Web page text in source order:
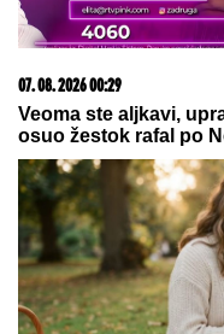
07. 08. 2026 00:29
Veoma ste aljkavi,
osuo žestok rafal po